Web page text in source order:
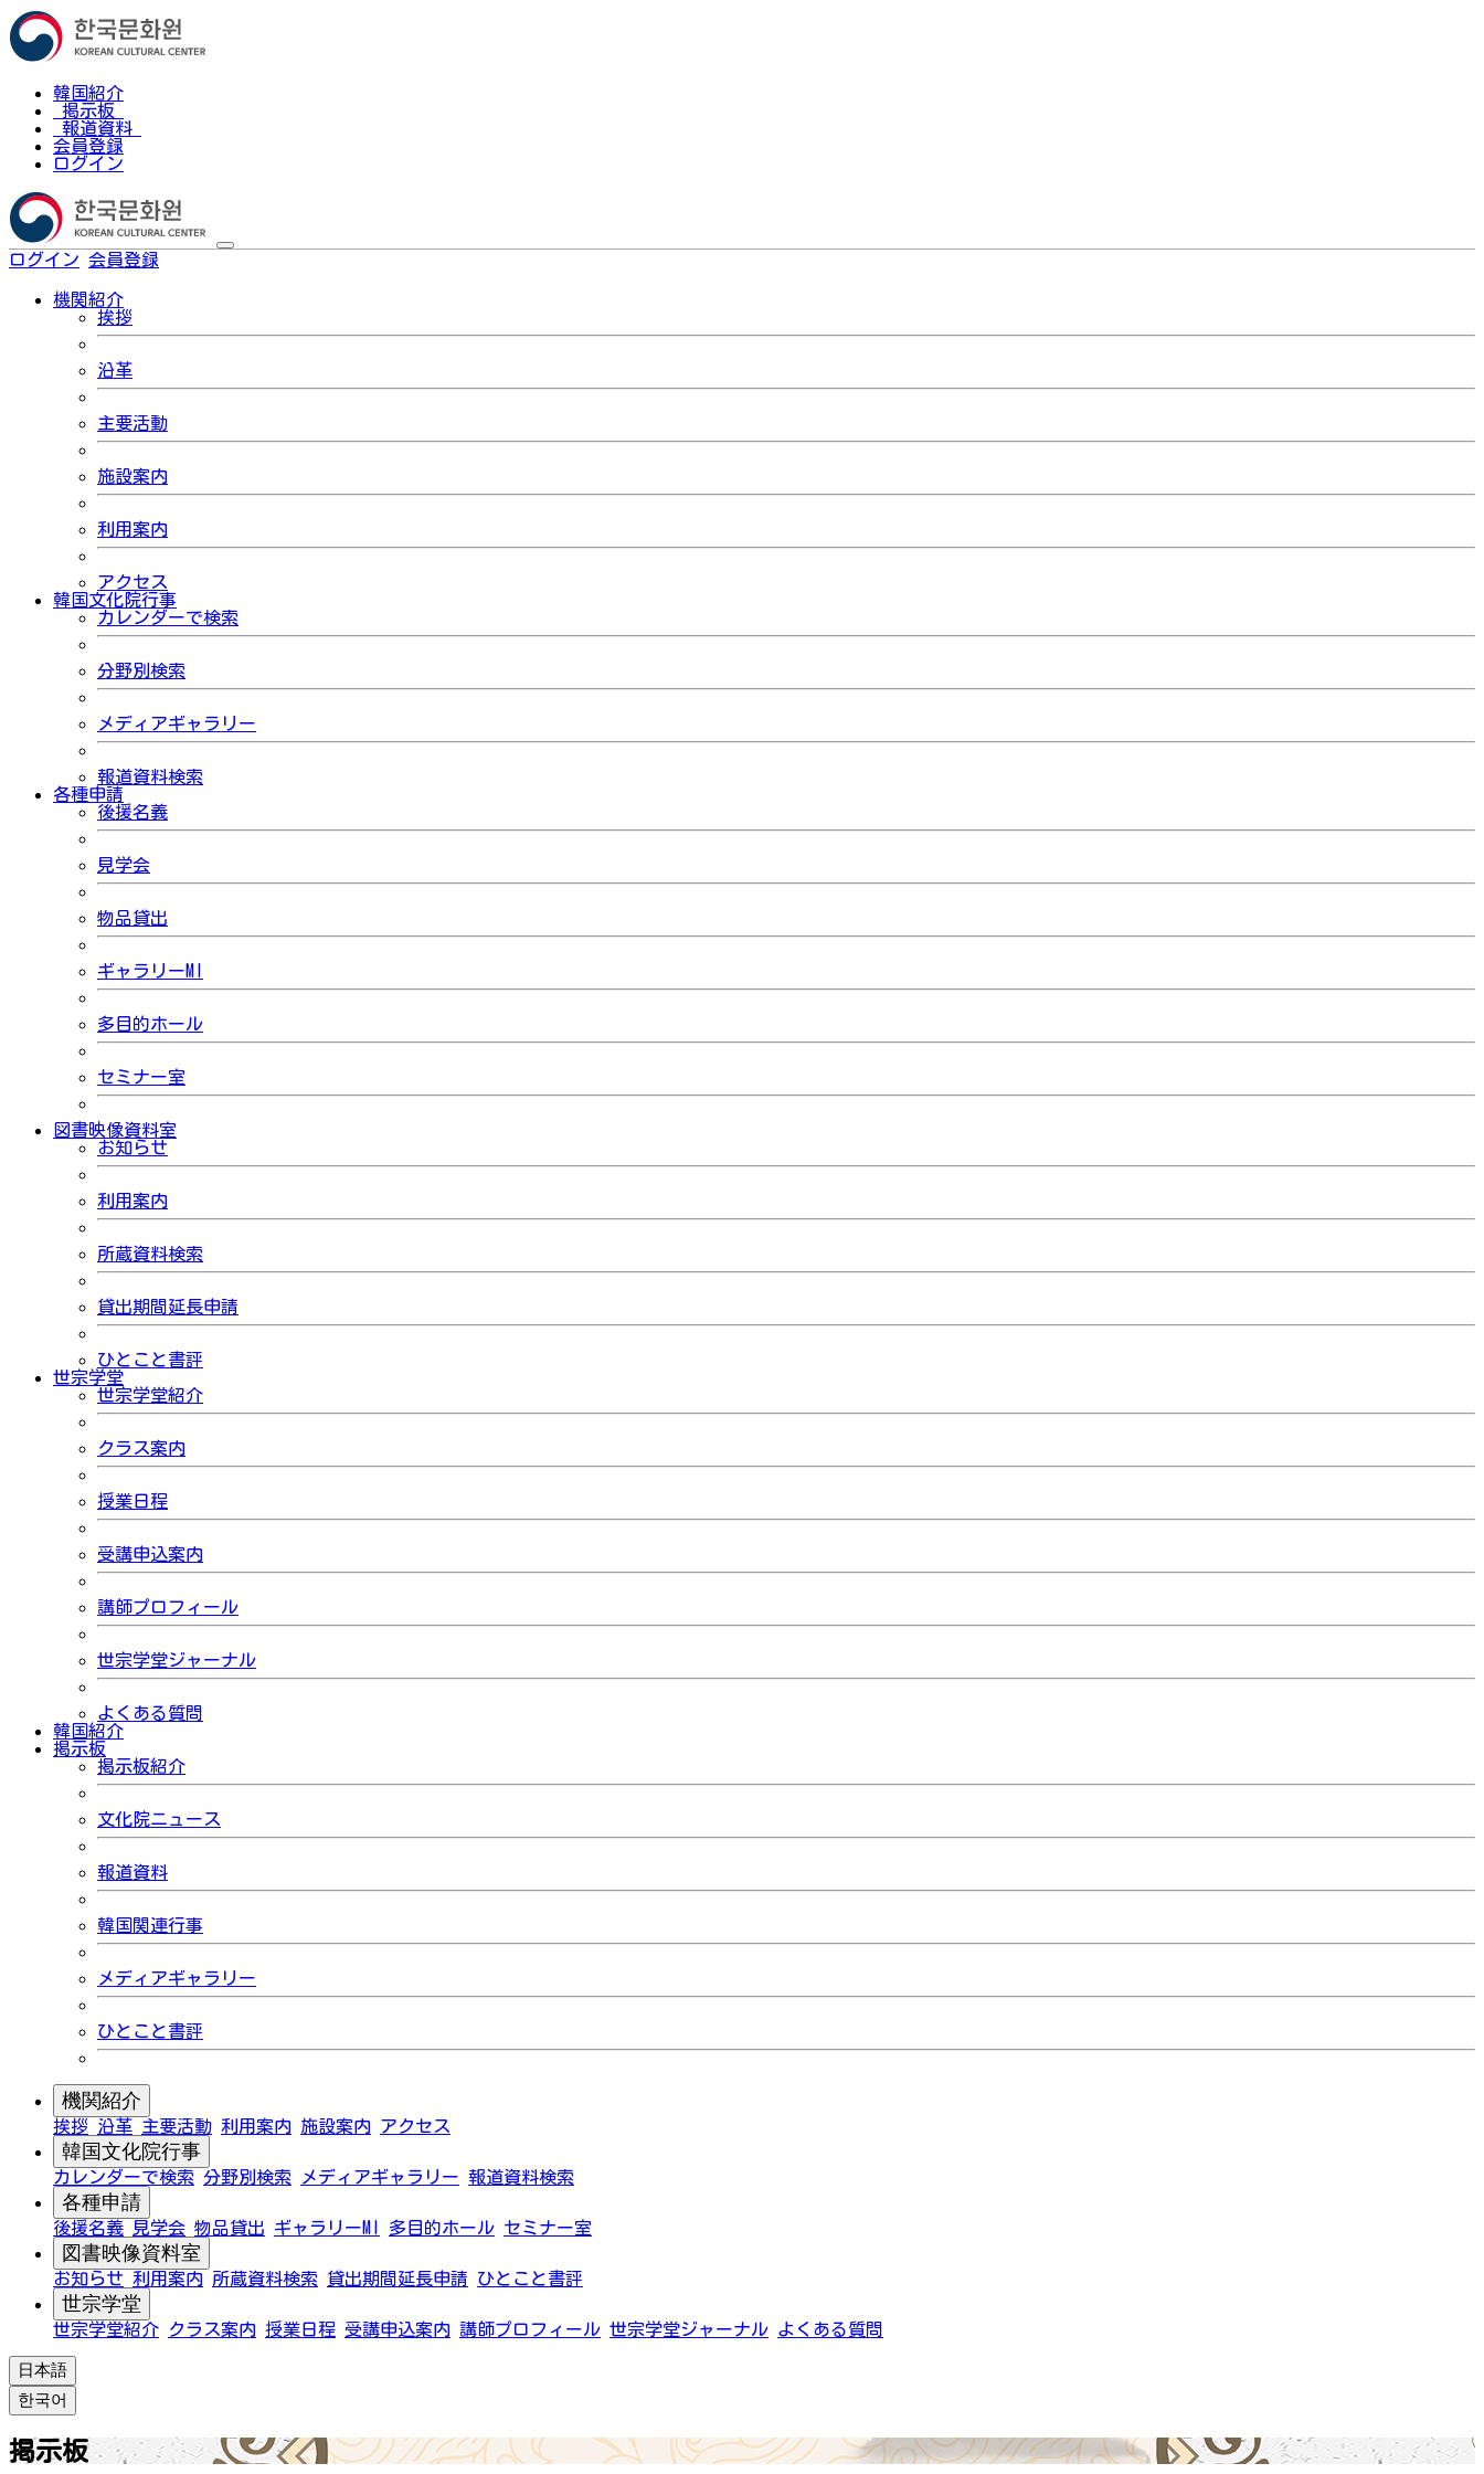
韓国紹介
掲示板
報道資料
会員登録
ログイン
ログイン 会員登録
機関紹介
挨拶
沿革
主要活動
施設案内
利用案内
アクセス
韓国文化院行事
カレンダーで検索
分野別検索
メディアギャラリー
報道資料検索
各種申請
後援名義
見学会
物品貸出
ギャラリーMI
多目的ホール
セミナー室
図書映像資料室
お知らせ
利用案内
所蔵資料検索
貸出期間延長申請
ひとこと書評
世宗学堂
世宗学堂紹介
クラス案内
授業日程
受講申込案内
講師プロフィール
世宗学堂ジャーナル
よくある質問
韓国紹介
掲示板
掲示板紹介
文化院ニュース
報道資料
韓国関連行事
メディアギャラリー
ひとこと書評
機関紹介
挨拶 沿革 主要活動 利用案内 施設案内 アクセス
韓国文化院行事
カレンダーで検索 分野別検索 メディアギャラリー 報道資料検索
各種申請
後援名義 見学会 物品貸出 ギャラリーMI 多目的ホール セミナー室
図書映像資料室
お知らせ 利用案内 所蔵資料検索 貸出期間延長申請 ひとこと書評
世宗学堂
世宗学堂紹介 クラス案内 授業日程 受講申込案内 講師プロフィール 世宗学堂ジャーナル よくある質問
日本語
한국어
掲示板